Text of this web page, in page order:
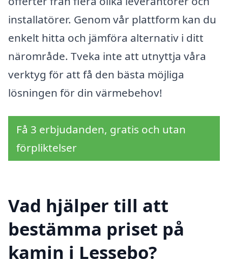
installatörer. Genom vår plattform kan du
enkelt hitta och jämföra alternativ i ditt
närområde. Tveka inte att utnyttja våra
verktyg för att få den bästa möjliga
lösningen för din värmebehov!
Få 3 erbjudanden, gratis och utan
förpliktelser
Vad hjälper till att
bestämma priset på
kamin i Lessebo?